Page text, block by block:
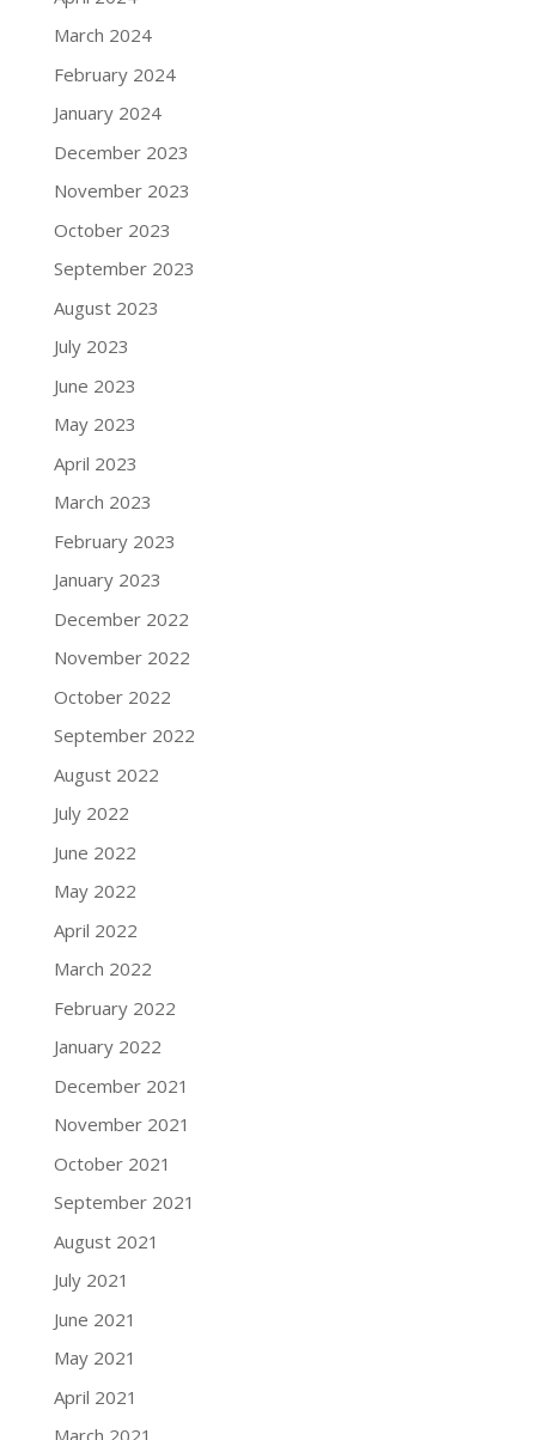
March 2024
February 2024
January 2024
December 2023
November 2023
October 2023
September 2023
August 2023
July 2023
June 2023
May 2023
April 2023
March 2023
February 2023
January 2023
December 2022
November 2022
October 2022
September 2022
August 2022
July 2022
June 2022
May 2022
April 2022
March 2022
February 2022
January 2022
December 2021
November 2021
October 2021
September 2021
August 2021
July 2021
June 2021
May 2021
April 2021